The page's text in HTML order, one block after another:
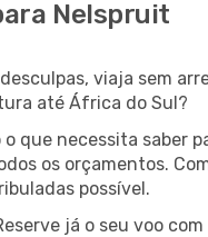
Nelspruit
viaja sem
até África do Sul?
que necessita saber
os orçamentos.
possível.
já o seu voo com